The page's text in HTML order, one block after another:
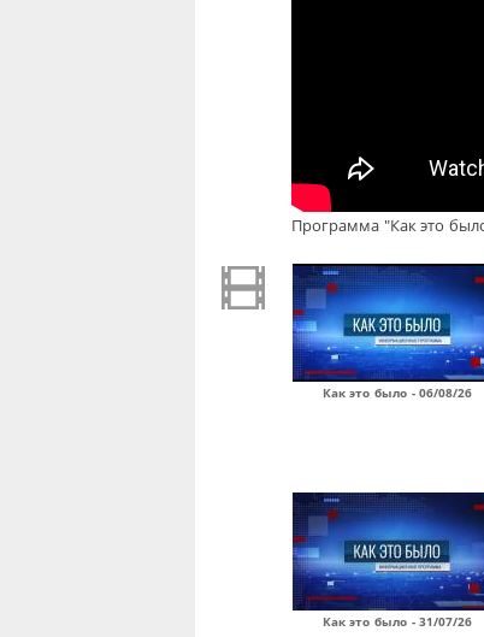
Программа "Как это
Как это было - 06/08/26
Как это было - 31/07/26